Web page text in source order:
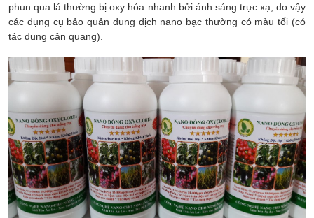
phun qua lá thường bị oxy hóa nhanh bởi ánh sáng trực xạ, do vậy
các dụng cụ bảo quản dung dịch nano bạc thường có màu tối (có
tác dụng cản quang).